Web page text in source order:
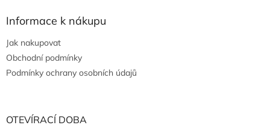
Informace k nákupu
Jak nakupovat
Obchodní podmínky
Podmínky ochrany osobních údajů
OTEVÍRACÍ DOBA